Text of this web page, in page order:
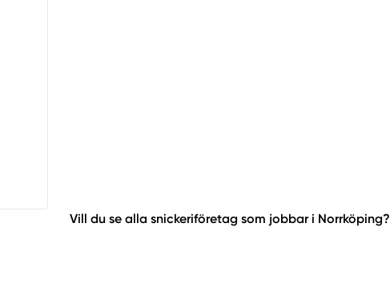
Vill du se alla snickeriföretag som jobbar i Norrköping?